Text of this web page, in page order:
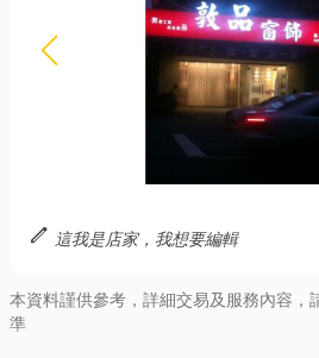
edit 這我是店家，我想要編輯
本資料謹供參考，詳細交易及服務內容，
準